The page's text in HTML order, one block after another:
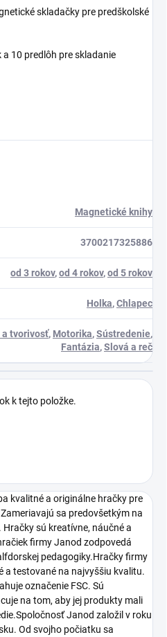
skladačky pre predškolské
10 predlôh pre skladanie
Magnetické knihy
3700217325886
od 3 rokov,od 4 rokov,od 5 rokov
Holka,Chlapec
tvorivosť, Motorika,Sústredenie,
Fantázia,Slová a reč
k tejto položke.
kvalitné a originálne hračky pre
sa predovšetkým na
sú kreatívne, náučné a
firmy Janod zodpovedá
pedagogiky.Hračky firmy
a testované na najvyššiu kvalitu.
označenie FSC. Sú
na tom, aby jej produkty mali
Janod založil v roku
Od svojho počiatku sa